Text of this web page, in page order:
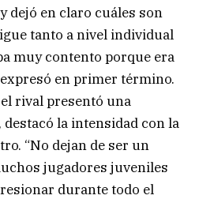
dejó en claro cuáles son
tanto a nivel individual
muy contento porque era
en primer término.
rival presentó una
la intensidad con la
“No dejan de ser un
jugadores juveniles
durante todo el